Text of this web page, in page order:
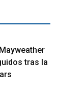
tras la